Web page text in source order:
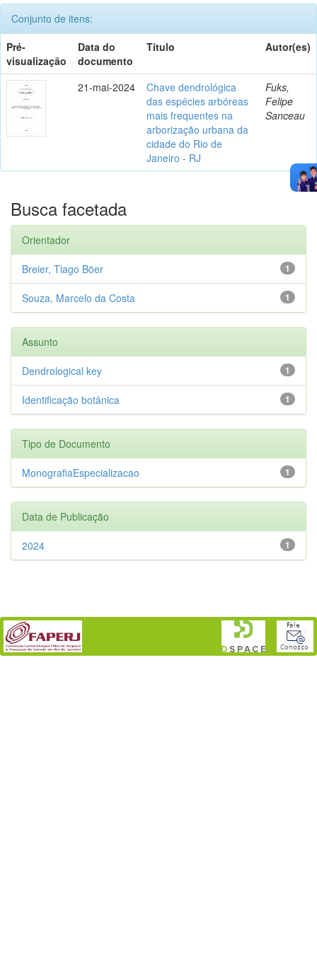
Conjunto de itens:
Pré-
visualização
Data do
documento
Título Autor(es)
21-mai-2024
Chave dendrológica
das espécies arbóreas
mais frequentes na
arborização urbana da
cidade do Rio de
Janeiro - RJ
Fuks,
Felipe
Sanceau
Busca facetada
Orientador
1
Breier, Tiago Böer
1
Souza, Marcelo da Costa
Assunto
1
Dendrological key
1
Identificação botânica
Tipo de Documento
1
MonografiaEspecializacao
Data de Publicação
1
2024